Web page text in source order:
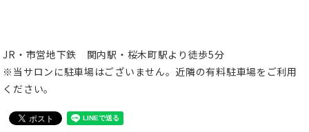
JR・市営地下鉄 関内駅・桜木町駅より徒歩5分
※当サロンに駐車場はございません。近隣の有料駐車場をご利用
ください。